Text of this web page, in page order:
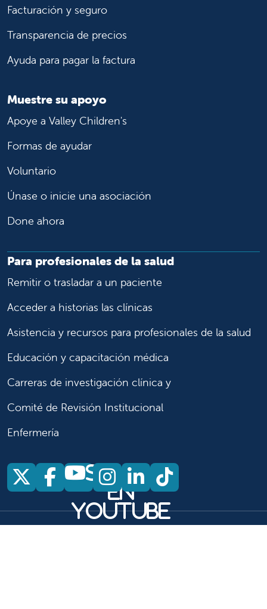
Facturación y seguro
Transparencia de precios
Ayuda para pagar la factura
Muestre su apoyo
Apoye a Valley Children's
Formas de ayudar
Voluntario
Únase o inicie una asociación
Done ahora
Para profesionales de la salud
Remitir o trasladar a un paciente
Acceder a historias las clínicas
Asistencia y recursos para profesionales de la salud
Educación y capacitación médica
Carreras de investigación clínica y
Comité de Revisión Institucional
Enfermería
Síganos en X
Síganos en Facebook
Síganos
en
YouTube
Síganos en
Síganos en
Síganos